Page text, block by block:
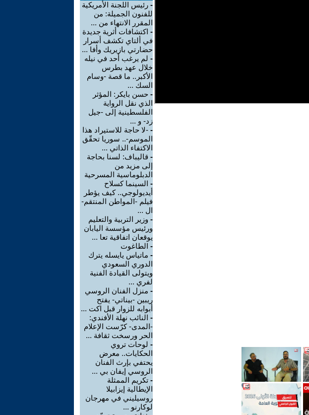
- رئيس اللجنة الأمريكية
للفنون الجميلة: من
المقرر الانتهاء من ...
- اكتشافات أثرية جديدة
في ألتاي تكشف أسرار
حضارتي بازيريك وأفا ...
- لم يرغب أحد في نيله
خلال عهد بطرس
الأكبر.. ما قصة -وسام
السك ...
- حسن بايكر: المؤثر
الذي نقل الرواية
الفلسطينية إلى -جيل
زد- و ...
- -لا حاجة للاستيراد هذا
الموسم-.. سوريا تحقّق
الاكتفاء الذاتي ...
- قاليباف: لسنا بحاجة
إلى مزيد من
الدبلوماسية المسرحية
- السينما كسلاح
أيديولوجي.. كيف يؤطر
فيلم -المواطن المنتقم-
ال ...
- وزير التربية والتعليم
ورئيس مؤسسة اليابان
يوقعان اتفاقية تعا ...
- الطاغوت
- ماتياس يايسله يترك
الدوري السعودي
ويتولى القيادة الفنية
لفري ...
- منزل الفنان الروسي
ريبين -بيناتي- يفتح
أبوابه للزوار قبل اكت ...
- النائب نهلة الأفندي:
-المدى- كرّست الإعلام
الحر ورسخت ثقافة ...
- لوحات تروي
الحكايات.. معرض
يحتفي بإرث الفنان
الروسي إيفان بي ...
- تكريم الممثلة
الإيطالية إيزابيلا
روسيليني في مهرجان
لوكارنو ...